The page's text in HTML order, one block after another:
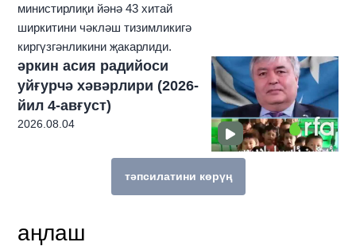
министирлиқи йәнә 43 хитай
ширкитини чәкләш тизимликигә
киргүзгәнликини җакарлиди.
әркин асия радийоси
уйғурчә хәвәрлири (2026-
йил 4-авғуст)
2026.08.04
бу темиға мунасивәтлик техиму көп
тәпсилатини көрүң
аңлаш